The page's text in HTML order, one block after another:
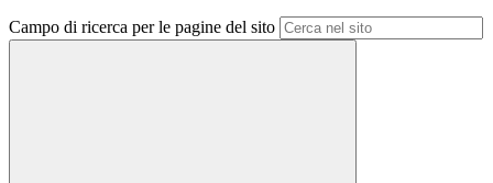
Campo di ricerca per le pagine del sito